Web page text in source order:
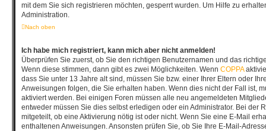
mit dem Sie sich registrieren möchten, gesperrt wurden. Um Hilfe zu
Administration.
Nach oben
Ich habe mich registriert, kann mich aber nicht anmelden!
Überprüfen Sie zuerst, ob Sie den richtigen Benutzernamen und das
Wenn diese stimmen, dann gibt es zwei Möglichkeiten. Wenn COPPA
dass Sie unter 13 Jahre alt sind, müssen Sie bzw. einer Ihrer Eltern oder
Anweisungen folgen, die Sie erhalten haben. Wenn dies nicht der Fall ist,
aktiviert werden. Bei einigen Foren müssen alle neu angemeldeten
entweder müssen Sie dies selbst erledigen oder ein Administrator. Bei der
mitgeteilt, ob eine Aktivierung nötig ist oder nicht. Wenn Sie eine E-Mail
enthaltenen Anweisungen. Ansonsten prüfen Sie, ob Sie Ihre E-Mail-